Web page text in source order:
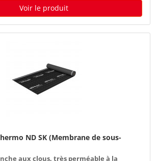
Voir le produit
ND SK (Membrane de sous-
aux clous, très perméable à la